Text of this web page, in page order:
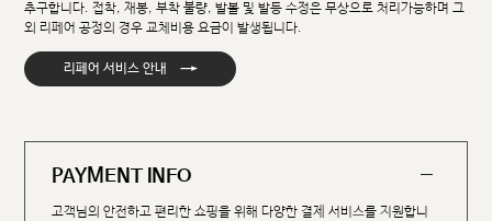
추구합니다. 접착, 재봉, 부착 불량, 발볼 및 발등 수정은 무상으로 처리가능하며 그
외 리페어 공정의 경우 교체비용 요금이 발생됩니다.
리페어 서비스 안내 →
PAYMENT INFO
고객님의 안전하고 편리한 쇼핑을 위해 다양한 결제 서비스를 지원합니